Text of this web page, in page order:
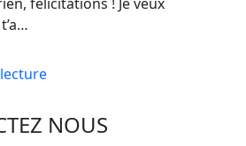
NOUS